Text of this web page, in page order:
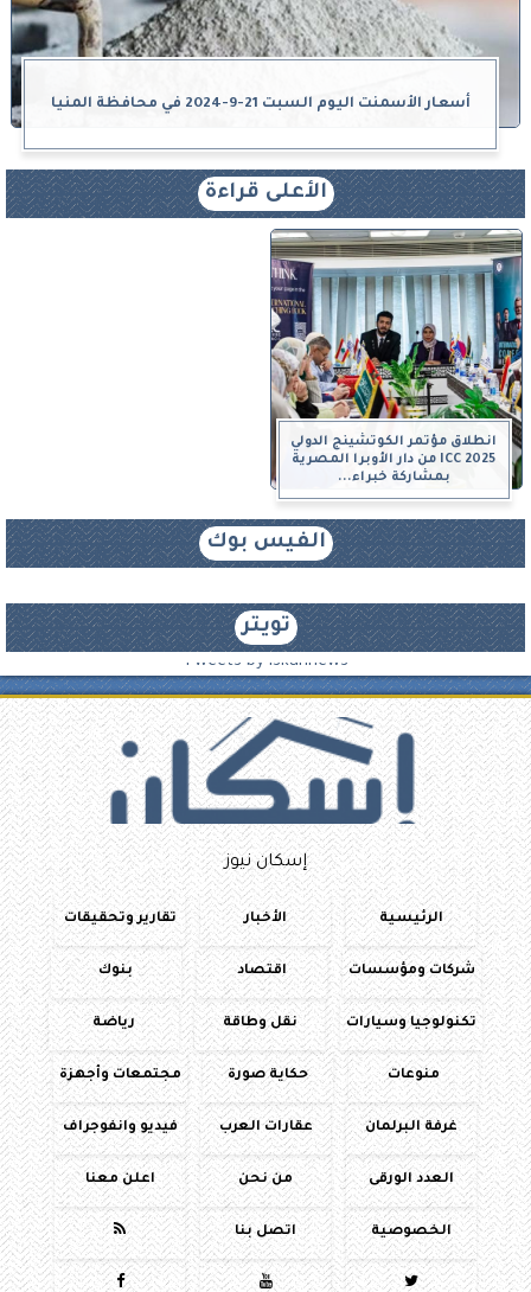
أسعار الأسمنت اليوم السبت 21-9-2024 في محافظة المنيا
الأعلى قراءة
انطلاق مؤتمر الكوتشينج الدولي
ICC 2025 من دار الأوبرا المصرية
بمشاركة خبراء...
الفيس بوك
تويتر
Tweets by iskannews
إسكان نيوز
الرئيسية الأخبار تقارير وتحقيقات
شركات ومؤسسات اقتصاد بنوك
تكنولوجيا وسيارات نقل وطاقة رياضة
منوعات حكاية صورة مجتمعات وأجهزة
غرفة البرلمان عقارات العرب فيديو وانفوجراف
العدد الورقى من نحن اعلن معنا
الخصوصية اتصل بنا 


